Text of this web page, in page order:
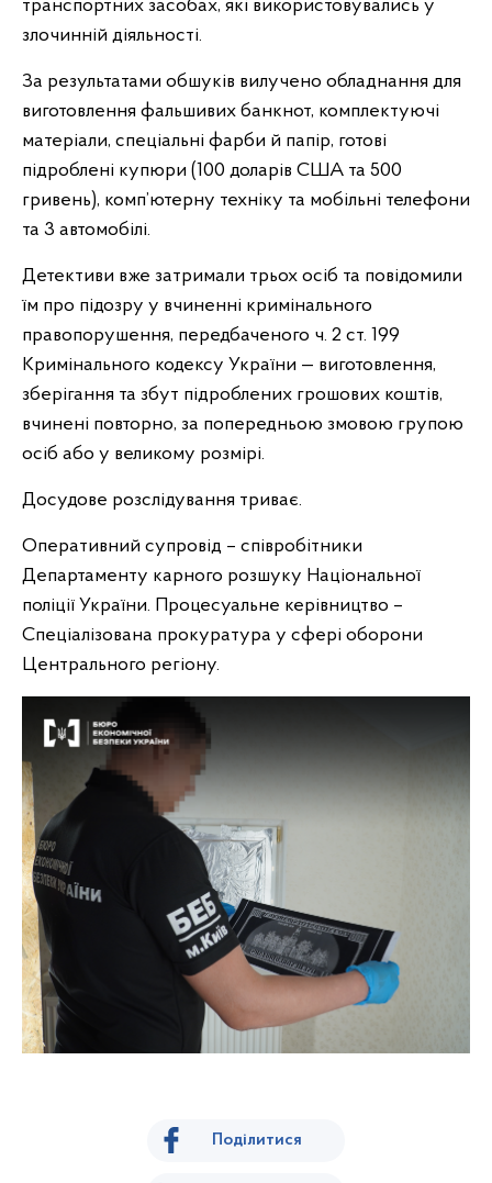
транспортних засобах, які використовувались у
злочинній діяльності.
За результатами обшуків вилучено обладнання для
виготовлення фальшивих банкнот, комплектуючі
матеріали, спеціальні фарби й папір, готові
підроблені купюри (100 доларів США та 500
гривень), комп’ютерну техніку та мобільні телефони
та 3 автомобілі.
Детективи вже затримали трьох осіб та повідомили
їм про підозру у вчиненні кримінального
правопорушення, передбаченого ч. 2 ст. 199
Кримінального кодексу України — виготовлення,
зберігання та збут підроблених грошових коштів,
вчинені повторно, за попередньою змовою групою
осіб або у великому розмірі.
Досудове розслідування триває.
Оперативний супровід – співробітники
Департаменту карного розшуку Національної
поліції України. Процесуальне керівництво –
Спеціалізована прокуратура у сфері оборони
Центрального регіону.
Поділитися